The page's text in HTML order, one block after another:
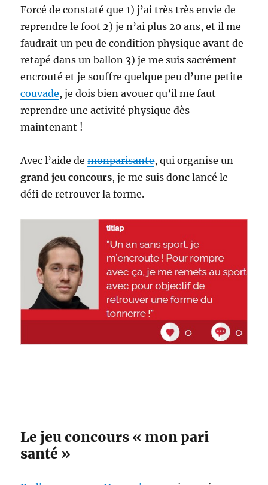
Forcé de constaté que 1) j’ai très très envie de
reprendre le foot 2) je n’ai plus 20 ans, et il me
faudrait un peu de condition physique avant de
retapé dans un ballon 3) je me suis sacrément
encrouté et je souffre quelque peu d’une petite
couvade, je dois bien avouer qu’il me faut
reprendre une activité physique dès
maintenant !
Avec l’aide demonparisante, qui organise un
grand jeu concours, je me suis donc lancé le
défi de retrouver la forme.
Le jeu concours « mon pari
santé »